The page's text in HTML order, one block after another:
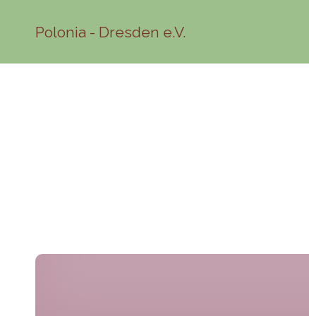
Polonia - Dresden e.V.